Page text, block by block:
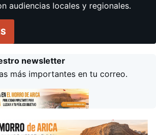
audiencias locales y regionales.
newsletter
más importantes en tu correo.